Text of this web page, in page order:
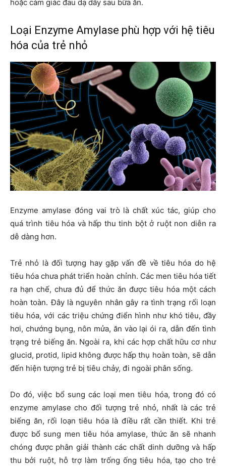
hoặc cảm giác đau dạ dầy sau bữa ăn.
Loại Enzyme Amylase phù hợp với hệ tiêu
hóa của trẻ nhỏ
Enzyme amylase đóng vai trò là chất xúc tác, giúp cho
quá trình tiêu hóa và hấp thu tinh bột ở ruột non diễn ra
dễ dàng hơn.
Trẻ nhỏ là đối tượng hay gặp vấn đề về tiêu hóa do hệ
tiêu hóa chưa phát triển hoàn chỉnh. Các men tiêu hóa tiết
ra hạn chế, chưa đủ để thức ăn được tiêu hóa một cách
hoàn toàn. Đây là nguyên nhân gây ra tình trạng rối loạn
tiêu hóa, với các triệu chứng điển hình như khó tiêu, đầy
hơi, chướng bụng, nôn mửa, ăn vào lại ói ra, dẫn đến tình
trạng trẻ biếng ăn. Ngoài ra, khi các hợp chất hữu cơ như
glucid, protid, lipid không được hấp thụ hoàn toàn, sẽ dẫn
đến hiện tượng trẻ bị tiêu chảy, đi ngoài phân sống.
Do đó, việc bổ sung các loại men tiêu hóa, trong đó có
enzyme amylase cho đối tượng trẻ nhỏ, nhất là các trẻ
biếng ăn, rối loạn tiêu hóa là điều rất cần thiết. Khi trẻ
được bổ sung men tiêu hóa amylase, thức ăn sẽ nhanh
chóng được phân giải thành các chất dinh dưỡng và hấp
thu bởi ruột, hỗ trợ làm trống ống tiêu hóa, tạo cho trẻ